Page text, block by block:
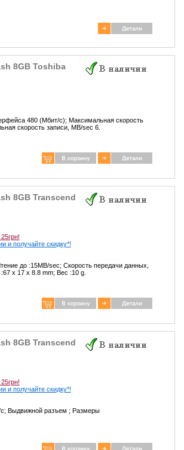
8GB Toshiba
480 (Мбит/с); Максимальная скорость
скорость записи, MB/sec 6.
8GB Transcend
и получайте скидку*!
до :15MB/sec; Скорость передачи данных,
x 17 x 8.8 mm; Вес :10 g.
8GB Transcend
и получайте скидку*!
Выдвижной разъем ; Размеры